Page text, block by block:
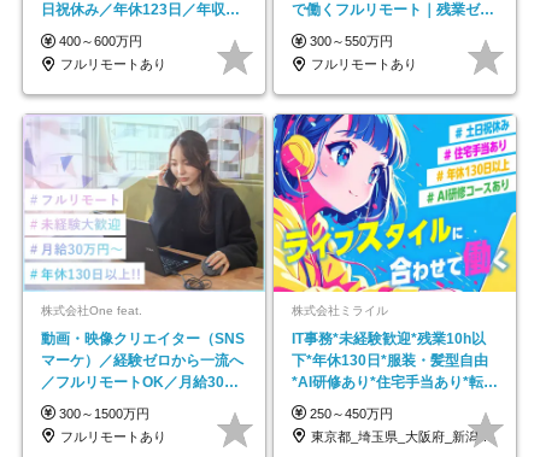
日祝休み／年休123日／年収
600万円可
400～600万円
フルリモートあり
で働くフルリモート｜残業ゼロ
で18時退勤◎
300～550万円
フルリモートあり
株式会社One feat.
動画・映像クリエイター（SNS
マーケ）／経験ゼロから一流へ
／フルリモートOK／月給30万
円～／年休130日以上
300～1500万円
フルリモートあり
株式会社ミライル
IT事務*未経験歓迎*残業10h以
下*年休130日*服装・髪型自由
*AI研修あり*住宅手当あり*転勤
なし
250～450万円
東京都_埼玉県_大阪府_新潟県_福岡県